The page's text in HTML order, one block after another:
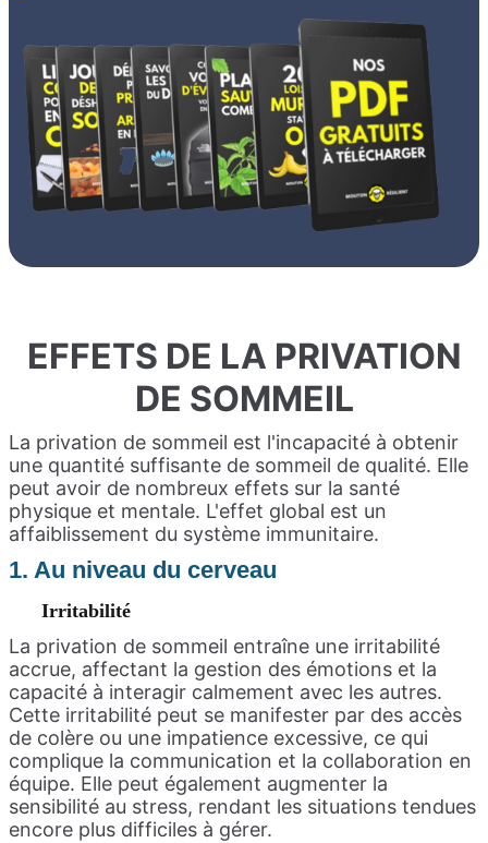
EFFETS DE LA PRIVATION
DE SOMMEIL
La privation de sommeil est l'incapacité à obtenir
une quantité suffisante de sommeil de qualité. Elle
peut avoir de nombreux effets sur la santé
physique et mentale. L'effet global est un
affaiblissement du système immunitaire.
1. Au niveau du cerveau
Irritabilité
La privation de sommeil entraîne une irritabilité
accrue, affectant la gestion des émotions et la
capacité à interagir calmement avec les autres.
Cette irritabilité peut se manifester par des accès
de colère ou une impatience excessive, ce qui
complique la communication et la collaboration en
équipe. Elle peut également augmenter la
sensibilité au stress, rendant les situations tendues
encore plus difficiles à gérer.